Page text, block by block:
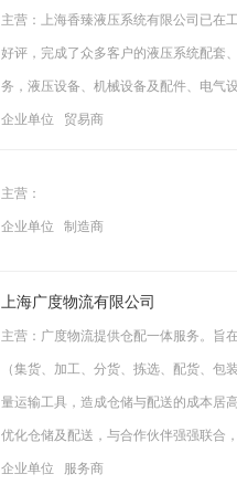
主营：上海香臻液压系统有限公司已在
好评，完成了众多客户的液压系统配套
务，液压设备、机械设备及配件、电气
企业单位 贸易商
主营：
企业单位 制造商
上海广度物流有限公司
主营：广度物流提供仓配一体服务。旨
（集货、加工、分货、拣选、配货、
量运输工具，造成仓储与配送的成本居
优化仓储及配送，与合作伙伴强强联合
企业单位 服务商